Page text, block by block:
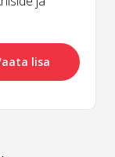
lisa